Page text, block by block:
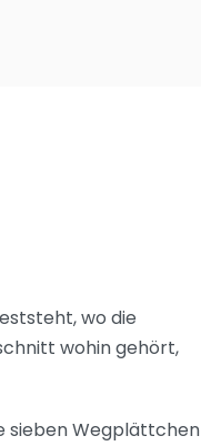
wo die
wohin gehört,
sieben Wegplättchen